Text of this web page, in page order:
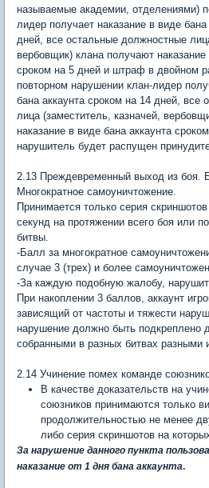
называемые академии, отделениями)
лидер получает наказание в виде
дней, все остальные должностные
вербовщик) клана получают наказание
сроком на 5 дней и штраф в двойном
повторном нарушении клан-лидер
бана аккаунта сроком на 14 дней, все
лица (заместитель, казначей,
наказание в виде бана аккаунта
нарушитель будет распущен
2.13 Преждевременный выход из боя.
Многократное самоуничтожение.
Принимается только серия
секунд на протяжении всего боя или
битвы.
-Балл за многократное
случае 3 (трех) и более
-За каждую подобную жалобу,
При накоплении 3 баллов, аккаунт
зависящий от частоты и тяжести
нарушение должно быть подкреплено
собранными в разных битвах разными
2.14 Учинение помех команде
В качестве доказательств на
союзников принимаются только
продолжительностью не менее
либо серия скриншотов на
За нарушение данного пункта
наказание от 1 дня бана аккаунта.